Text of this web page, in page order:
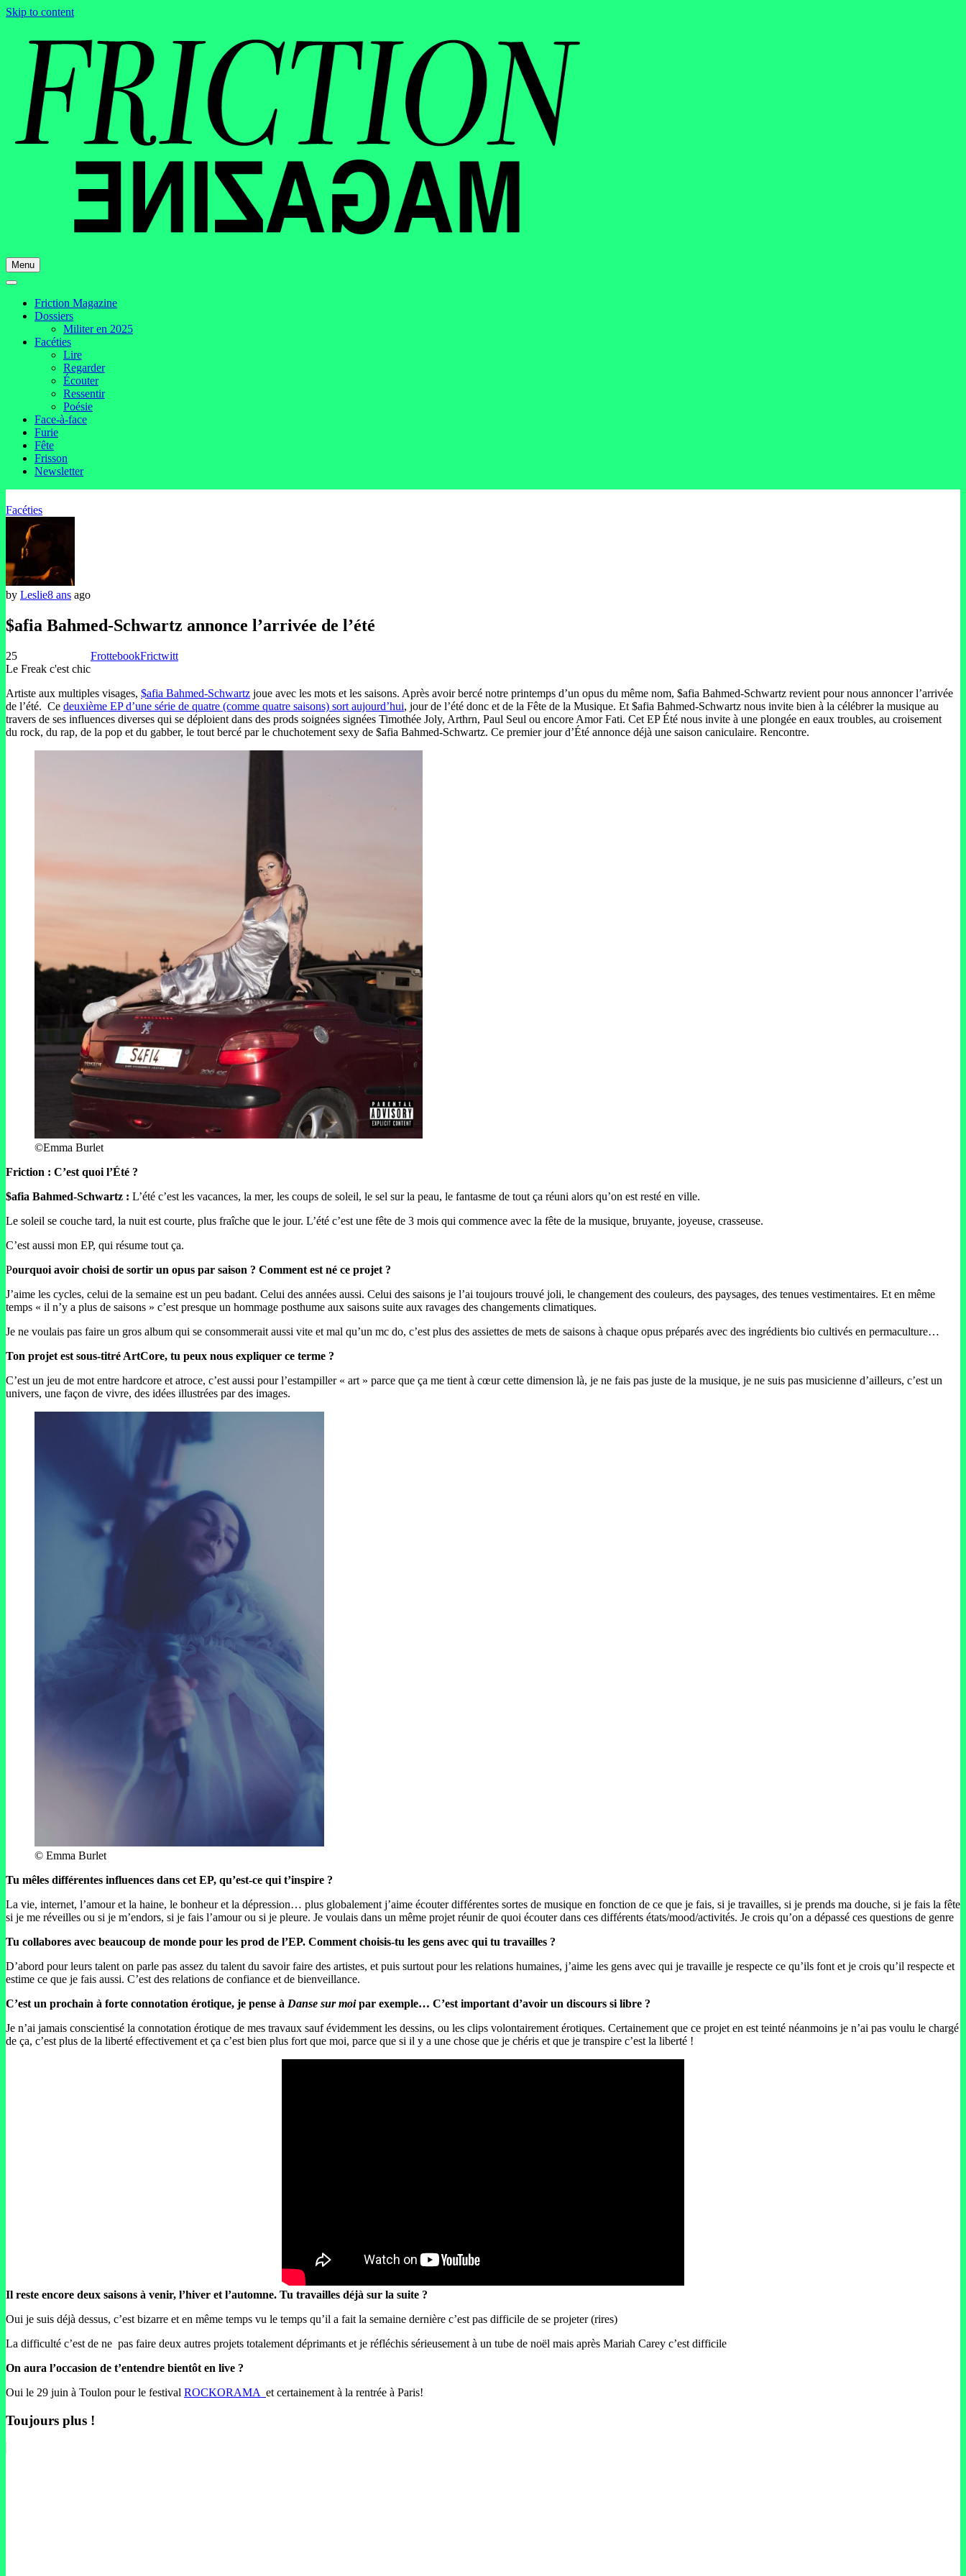
Skip to content
Menu
Friction Magazine
Dossiers
Militer en 2025
Facéties
Lire
Regarder
Écouter
Ressentir
Poésie
Face-à-face
Furie
Fête
Frisson
Newsletter
Facéties
by Leslie8 ans ago
$afia Bahmed-Schwartz annonce l’arrivée de l’été
25
Le Freak c'est chic
FrottebookFrictwitt
Artiste aux multiples visages, $afia Bahmed-Schwartz joue avec les mots et les saisons. Après avoir bercé notre printemps d’un opus du même nom, $afia Bahmed-Schwartz revient pour nous annoncer l’arrivée
de l’été. Ce deuxième EP d’une série de quatre (comme quatre saisons) sort aujourd’hui, jour de l’été donc et de la Fête de la Musique. Et $afia Bahmed-Schwartz nous invite bien à la célébrer la musique au
travers de ses influences diverses qui se déploient dans des prods soignées signées Timothée Joly, Arthrn, Paul Seul ou encore Amor Fati. Cet EP Été nous invite à une plongée en eaux troubles, au croisement
du rock, du rap, de la pop et du gabber, le tout bercé par le chuchotement sexy de $afia Bahmed-Schwartz. Ce premier jour d’Été annonce déjà une saison caniculaire. Rencontre.
©Emma Burlet
Friction : C’est quoi l’Été ?
$afia Bahmed-Schwartz : L’été c’est les vacances, la mer, les coups de soleil, le sel sur la peau, le fantasme de tout ça réuni alors qu’on est resté en ville.
Le soleil se couche tard, la nuit est courte, plus fraîche que le jour. L’été c’est une fête de 3 mois qui commence avec la fête de la musique, bruyante, joyeuse, crasseuse.
C’est aussi mon EP, qui résume tout ça.
Pourquoi avoir choisi de sortir un opus par saison ? Comment est né ce projet ?
J’aime les cycles, celui de la semaine est un peu badant. Celui des années aussi. Celui des saisons je l’ai toujours trouvé joli, le changement des couleurs, des paysages, des tenues vestimentaires. Et en même
temps « il n’y a plus de saisons » c’est presque un hommage posthume aux saisons suite aux ravages des changements climatiques.
Je ne voulais pas faire un gros album qui se consommerait aussi vite et mal qu’un mc do, c’est plus des assiettes de mets de saisons à chaque opus préparés avec des ingrédients bio cultivés en permaculture…
Ton projet est sous-titré ArtCore, tu peux nous expliquer ce terme ?
C’est un jeu de mot entre hardcore et atroce, c’est aussi pour l’estampiller « art » parce que ça me tient à cœur cette dimension là, je ne fais pas juste de la musique, je ne suis pas musicienne d’ailleurs, c’est un
univers, une façon de vivre, des idées illustrées par des images.
© Emma Burlet
Tu mêles différentes influences dans cet EP, qu’est-ce qui t’inspire ?
La vie, internet, l’amour et la haine, le bonheur et la dépression… plus globalement j’aime écouter différentes sortes de musique en fonction de ce que je fais, si je travailles, si je prends ma douche, si je fais la fête
si je me réveilles ou si je m’endors, si je fais l’amour ou si je pleure. Je voulais dans un même projet réunir de quoi écouter dans ces différents états/mood/activités. Je crois qu’on a dépassé ces questions de genre
Tu collabores avec beaucoup de monde pour les prod de l’EP. Comment choisis-tu les gens avec qui tu travailles ?
D’abord pour leurs talent on parle pas assez du talent du savoir faire des artistes, et puis surtout pour les relations humaines, j’aime les gens avec qui je travaille je respecte ce qu’ils font et je crois qu’il respecte et
estime ce que je fais aussi. C’est des relations de confiance et de bienveillance.
C’est un prochain à forte connotation érotique, je pense à Danse sur moipar exemple… C’est important d’avoir un discours si libre ?
Je n’ai jamais conscientisé la connotation érotique de mes travaux sauf évidemment les dessins, ou les clips volontairement érotiques. Certainement que ce projet en est teinté néanmoins je n’ai pas voulu le chargé
de ça, c’est plus de la liberté effectivement et ça c’est bien plus fort que moi, parce que si il y a une chose que je chéris et que je transpire c’est la liberté !
Il reste encore deux saisons à venir, l’hiver et l’automne. Tu travailles déjà sur la suite ?
Oui je suis déjà dessus, c’est bizarre et en même temps vu le temps qu’il a fait la semaine dernière c’est pas difficile de se projeter (rires)
La difficulté c’est de ne pas faire deux autres projets totalement déprimants et je réfléchis sérieusement à un tube de noël mais après Mariah Carey c’est difficile
On aura l’occasion de t’entendre bientôt en live ?
Oui le 29 juin à Toulon pour le festival ROCKORAMA et certainement à la rentrée à Paris!
Toujours plus !